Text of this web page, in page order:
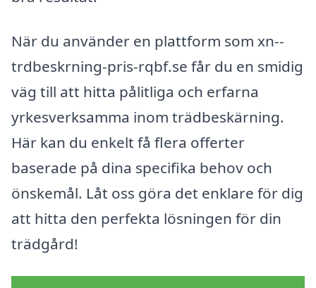
När du använder en plattform som xn--
trdbeskrning-pris-rqbf.se får du en smidig
väg till att hitta pålitliga och erfarna
yrkesverksamma inom trädbeskärning.
Här kan du enkelt få flera offerter
baserade på dina specifika behov och
önskemål. Låt oss göra det enklare för dig
att hitta den perfekta lösningen för din
trädgård!